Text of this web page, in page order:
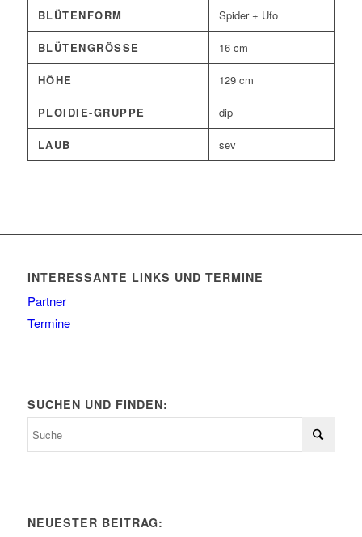
BLÜTENFORM Spider + Ufo
BLÜTENGRÖSSE 16 cm
HÖHE 129 cm
PLOIDIE-GRUPPE dip
LAUB sev
INTERESSANTE LINKS UND TERMINE
Partner
Termine
SUCHEN UND FINDEN:
NEUESTER BEITRAG: